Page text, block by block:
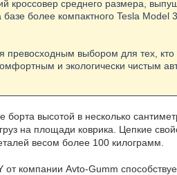
кроссовер среднего размера,
более компактного Tesla
превосходным выбором для тех,
и экологически чистым
высотой в несколько
на площади коврика. Цепкие
весом более 100 килограмм.
компании Avto-Gumm